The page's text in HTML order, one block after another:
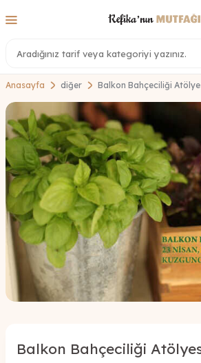
Anasayfa diğer Balkon Bahçeciliği
Balkon Bahçeciliği